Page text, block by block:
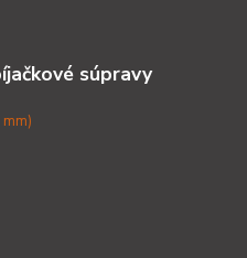
súpravy